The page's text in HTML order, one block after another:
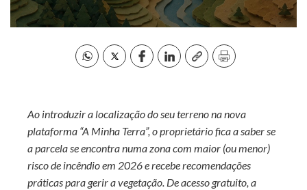
Ao introduzir a localização do seu terreno na nova
plataforma “A Minha Terra”, o proprietário fica a saber se
a parcela se encontra numa zona com maior (ou menor)
risco de incêndio em 2026 e recebe recomendações
práticas para gerir a vegetação. De acesso gratuito, a